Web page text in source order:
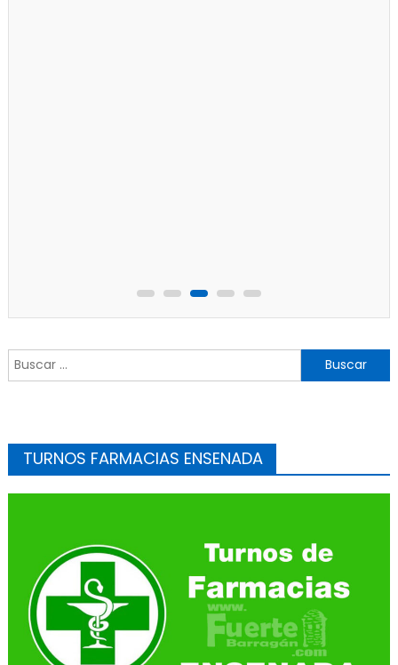
Buscar:
TURNOS FARMACIAS ENSENADA